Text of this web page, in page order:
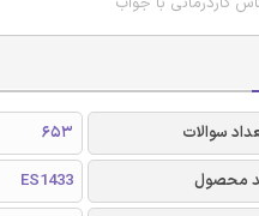
سوالات 653
محصول
ES1433